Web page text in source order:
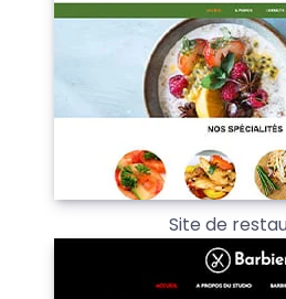
Site de